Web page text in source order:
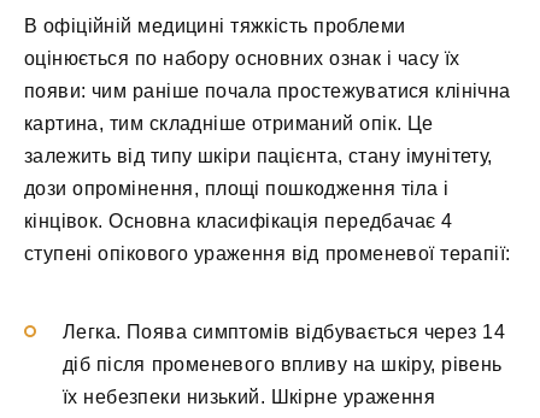
В офіційній медицині тяжкість проблеми
оцінюється по набору основних ознак і часу їх
появи: чим раніше почала простежуватися клінічна
картина, тим складніше отриманий опік. Це
залежить від типу шкіри пацієнта, стану імунітету,
дози опромінення, площі пошкодження тіла і
кінцівок. Основна класифікація передбачає 4
ступені опікового ураження від променевої терапії:
Легка. Поява симптомів відбувається через 14
діб після променевого впливу на шкіру, рівень
їх небезпеки низький. Шкірне ураження